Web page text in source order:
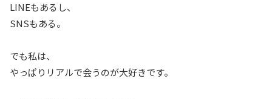
LINEもあるし、
SNSもある。
でも私は、
やっぱりリアルで会うのが大好きです。